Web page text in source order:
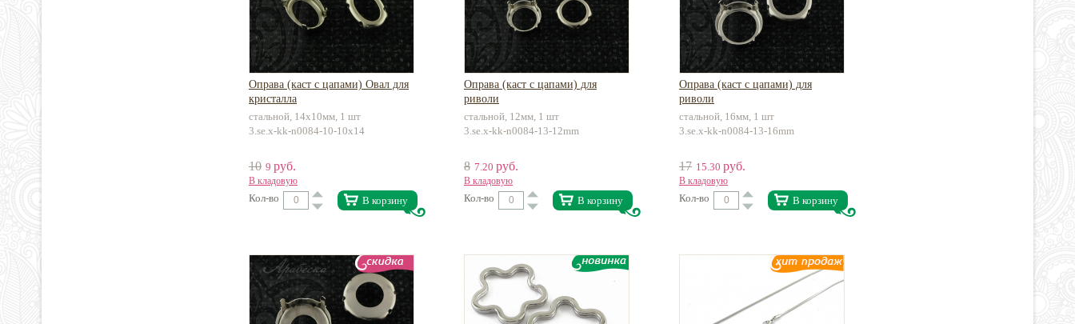
Оправа (каст с цапами) Овал для
кристалла
стальной, 14х10мм, 1 шт
3.se.x-kk-n0084-10-10x14
10 9 руб.
В кладовую
Кол-во В корзину
Оправа (каст с цапами) для
риволи
стальной, 12мм, 1 шт
3.se.x-kk-n0084-13-12mm
8 7.20 руб.
В кладовую
Кол-во В корзину
Оправа (каст с цапами) для
риволи
стальной, 16мм, 1 шт
3.se.x-kk-n0084-13-16mm
17 15.30 руб.
В кладовую
Кол-во В корзину